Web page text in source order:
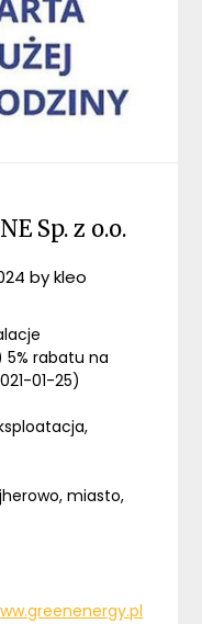
Sp. z o.o.
bykleo
rabatu na
01-25)
miasto,